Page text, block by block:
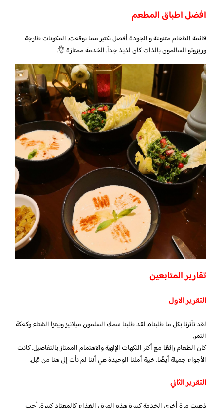
افضل اطباق المطعم
قائمة الطعام متنوعة و الجودة أفضل بكثير مما توقعت. المكونات طازجة
وريزوتو السالمون بالذات كان لذيذ جداً. الخدمة ممتازة 👌.
تقارير المتابعين
التقرير الاول
لقد تأثرنا بكل ما طلبناه. لقد طلبنا سمك السلمون ميلانيز وبيتزا الشتاء وكعكة
التمر.
كان الطعام رائعًا مع أكثر النكهات الإلهية والاهتمام الممتاز بالتفاصيل. كانت
الأجواء جميلة أيضًا. خيبة أملنا الوحيدة هي أننا لم نأت إلى هنا من قبل.
التقرير الثاني